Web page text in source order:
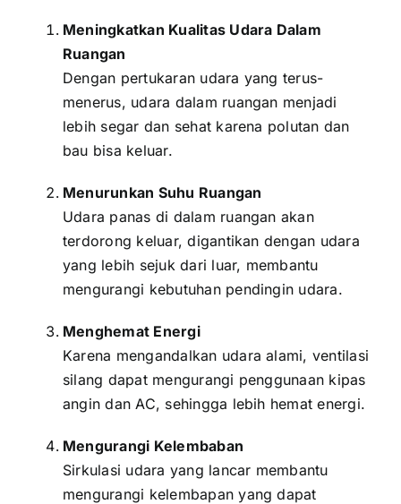
Meningkatkan Kualitas Udara Dalam
Ruangan
Dengan pertukaran udara yang terus-
menerus, udara dalam ruangan menjadi
lebih segar dan sehat karena polutan dan
bau bisa keluar.
Menurunkan Suhu Ruangan
Udara panas di dalam ruangan akan
terdorong keluar, digantikan dengan udara
yang lebih sejuk dari luar, membantu
mengurangi kebutuhan pendingin udara.
Menghemat Energi
Karena mengandalkan udara alami, ventilasi
silang dapat mengurangi penggunaan kipas
angin dan AC, sehingga lebih hemat energi.
Mengurangi Kelembaban
Sirkulasi udara yang lancar membantu
mengurangi kelembapan yang dapat